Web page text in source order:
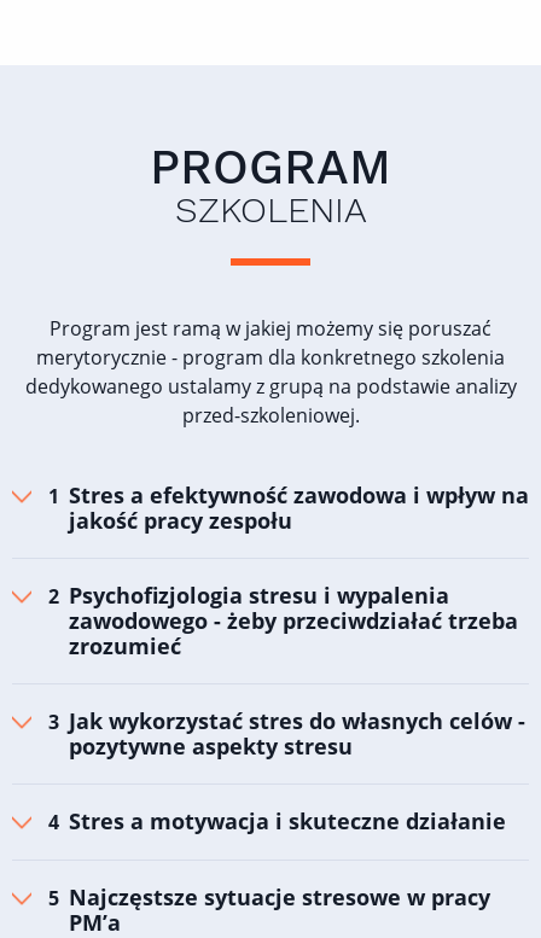
PROGRAM
SZKOLENIA
Program jest ramą w jakiej możemy się poruszać
merytorycznie - program dla konkretnego szkolenia
dedykowanego ustalamy z grupą na podstawie analizy
przed-szkoleniowej.
Stres a efektywność zawodowa i wpływ na
jakość pracy zespołu
Psychofizjologia stresu i wypalenia
zawodowego - żeby przeciwdziałać trzeba
zrozumieć
Jak wykorzystać stres do własnych celów -
pozytywne aspekty stresu
Stres a motywacja i skuteczne działanie
Najczęstsze sytuacje stresowe w pracy
PM’a